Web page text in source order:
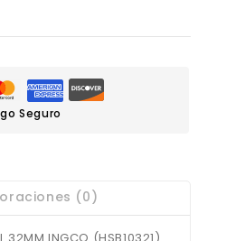
Seguro
(0)
32MM INGCO (HSB10321)